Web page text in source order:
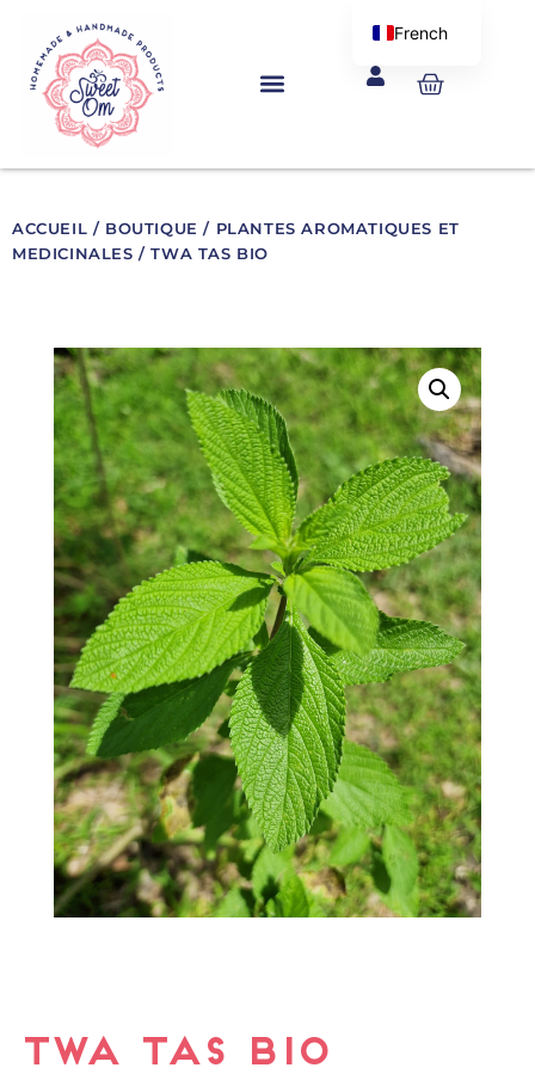
contenu
Panier
ACCUEIL / BOUTIQUE / PLANTES AROMATIQUES ET
MEDICINALES / TWA TAS BIO
Twa tas bio
French
English